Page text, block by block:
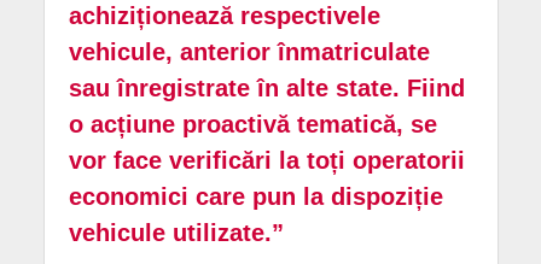
achiziționează respectivele
vehicule, anterior înmatriculate
sau înregistrate în alte state. Fiind
o acțiune proactivă tematică, se
vor face verificări la toți operatorii
economici care pun la dispoziție
vehicule utilizate.”